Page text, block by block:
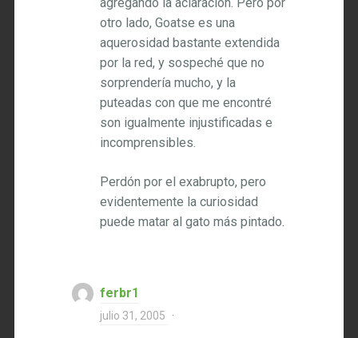
otro lado, Goatse es una
aquerosidad bastante extendida
por la red, y sospeché que no
sorprendería mucho, y la
puteadas con que me encontré
son igualmente injustificadas e
incomprensibles.
Perdón por el exabrupto, pero
evidentemente la curiosidad
puede matar al gato más pintado.
ferbr1
julio 31, 2005 ·